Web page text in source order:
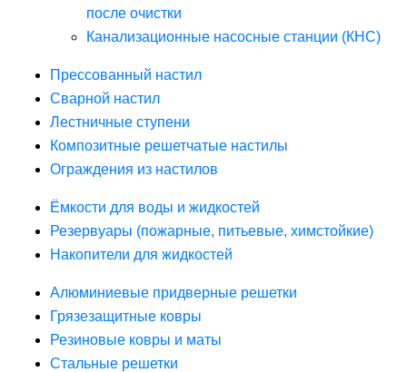
после очистки
Канализационные насосные станции (КНС)
Прессованный настил
Сварной настил
Лестничные ступени
Композитные решетчатые настилы
Ограждения из настилов
Ёмкости для воды и жидкостей
Резервуары (пожарные, питьевые, химстойкие)
Накопители для жидкостей
Алюминиевые придверные решетки
Грязезащитные ковры
Резиновые ковры и маты
Стальные решетки